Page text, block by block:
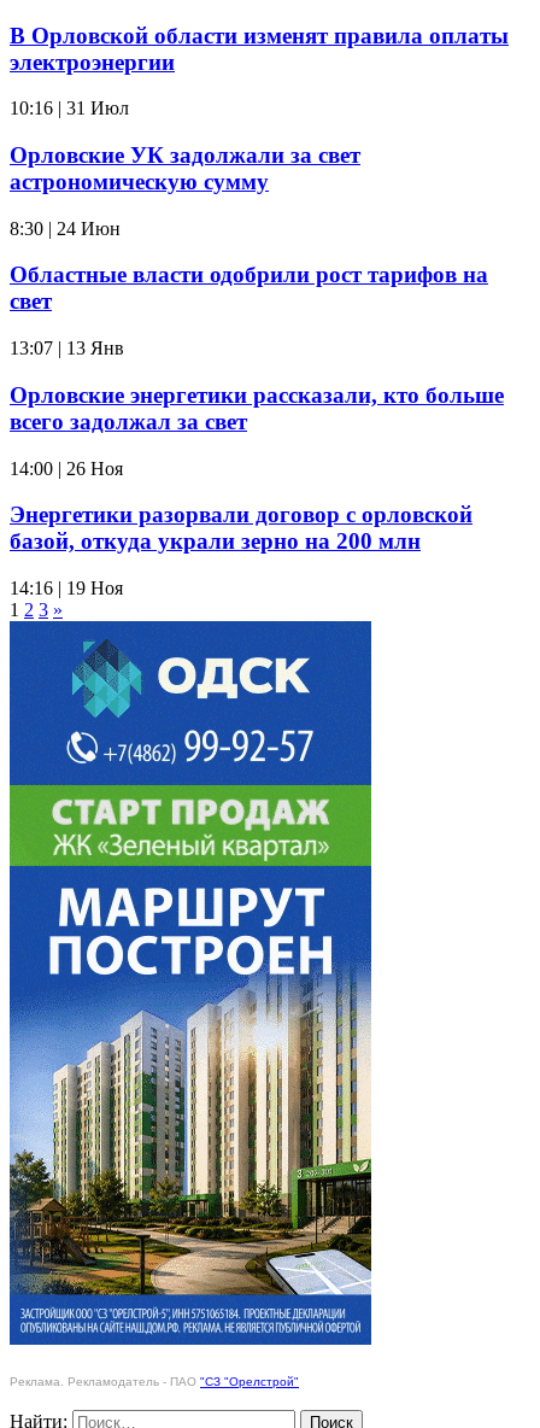
В Орловской области изменят правила оплаты
электроэнергии
10:16 | 31 Июл
Орловские УК задолжали за свет
астрономическую сумму
8:30 | 24 Июн
Областные власти одобрили рост тарифов на
свет
13:07 | 13 Янв
Орловские энергетики рассказали, кто больше
всего задолжал за свет
14:00 | 26 Ноя
Энергетики разорвали договор с орловской
базой, откуда украли зерно на 200 млн
14:16 | 19 Ноя
1 2 3 »
Реклама. Рекламодатель - ПАО "СЗ "Орелстрой"
Найти: